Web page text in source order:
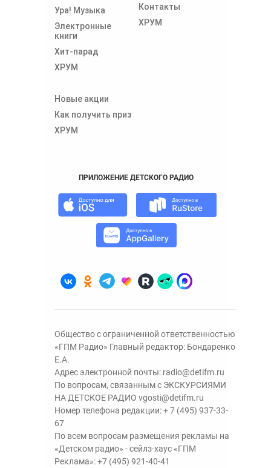
Ура! Музыка
Электронные
книги
Хит-парад
ХРУМ
Контакты
ХРУМ
Новые акции
Как получить приз
ХРУМ
ПРИЛОЖЕНИЕ ДЕТСКОГО РАДИО
Общество с ограниченной ответственностью
«ГПМ Радио» Главный редактор: Бондаренко
Е.А.
Адрес электронной почты: radio@detifm.ru
По вопросам, связанным с ЭКСКУРСИЯМИ
НА ДЕТСКОЕ РАДИО vgosti@detifm.ru
Номер телефона редакции:+ 7 (495) 937-33-
67
По всем вопросам размещения рекламы на
«Детском радио» - сейлз-хаус «ГПМ
Реклама»:+7 (495) 921-40-41